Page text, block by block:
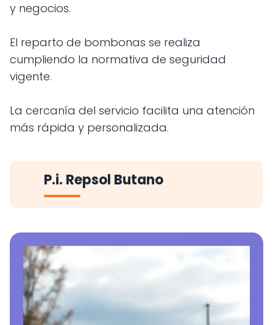
y negocios.
El reparto de bombonas se realiza
cumpliendo la normativa de seguridad
vigente.
La cercanía del servicio facilita una atención
más rápida y personalizada.
P.i. Repsol Butano